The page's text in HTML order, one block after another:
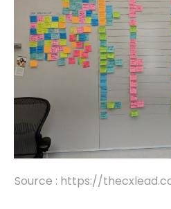
Source : https://